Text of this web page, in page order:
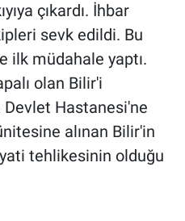
çıkardı. İhbar
sevk edildi. Bu
ilk müdahale yaptı.
olan Bilir'i
Hastanesi'ne
alınan Bilir'in
tehlikesinin olduğu